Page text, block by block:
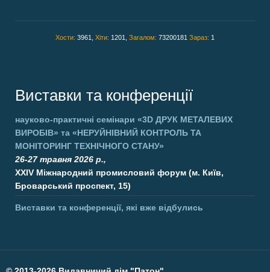
Хости: 3961, Хіти: 1201, Загалом: 73200181 Зараз: 1
Виставки та конференції
науково-практичні семінари «3D ДРУК МЕТАЛЕВИХ
ВИРОБІВ» та «НЕРУЙНІВНИЙ КОНТРОЛЬ ТА
МОНІТОРИНГ ТЕХНІЧНОГО СТАНУ»
26-27 травня 2026 р.,
XXIV Міжнародний промисловий форум (м. Київ,
Броварський проспект, 15)
Виставки та конференції, які вже відбулись